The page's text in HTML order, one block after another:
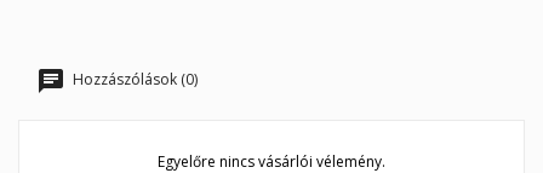
Hozzászólások (0)
Egyelőre nincs vásárlói vélemény.